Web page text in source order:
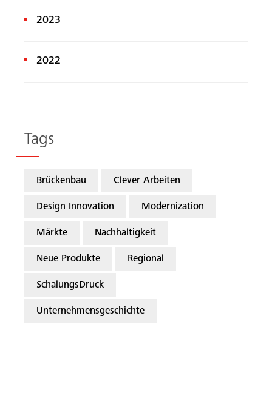
2023
2022
Tags
Brückenbau Clever Arbeiten
Design Innovation Modernization
Märkte Nachhaltigkeit
Neue Produkte Regional
SchalungsDruck
Unternehmensgeschichte